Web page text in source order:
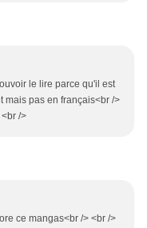
le lire parce qu'il est
mais pas en français<br />
/>
ce mangas<br /> <br />